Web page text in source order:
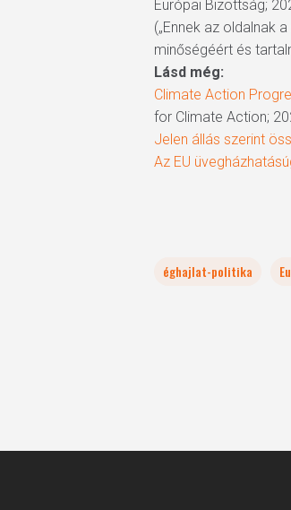
Európai Bizottság;
(„Ennek az oldalnak
minőségéért és
Lásd még:
Climate Action
for Climate Action;
Jelen állás szerint
Az EU
éghajlat-politika